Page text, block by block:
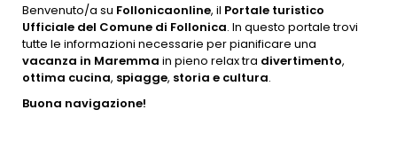
Benvenuto/a su Follonicaonline, il Portale turistico
Ufficiale del Comune di Follonica. In questo portale trovi
tutte le informazioni necessarie per pianificare una
vacanza in Maremma in pieno relax tra divertimento,
ottima cucina, spiagge, storia e cultura.
Buona navigazione!